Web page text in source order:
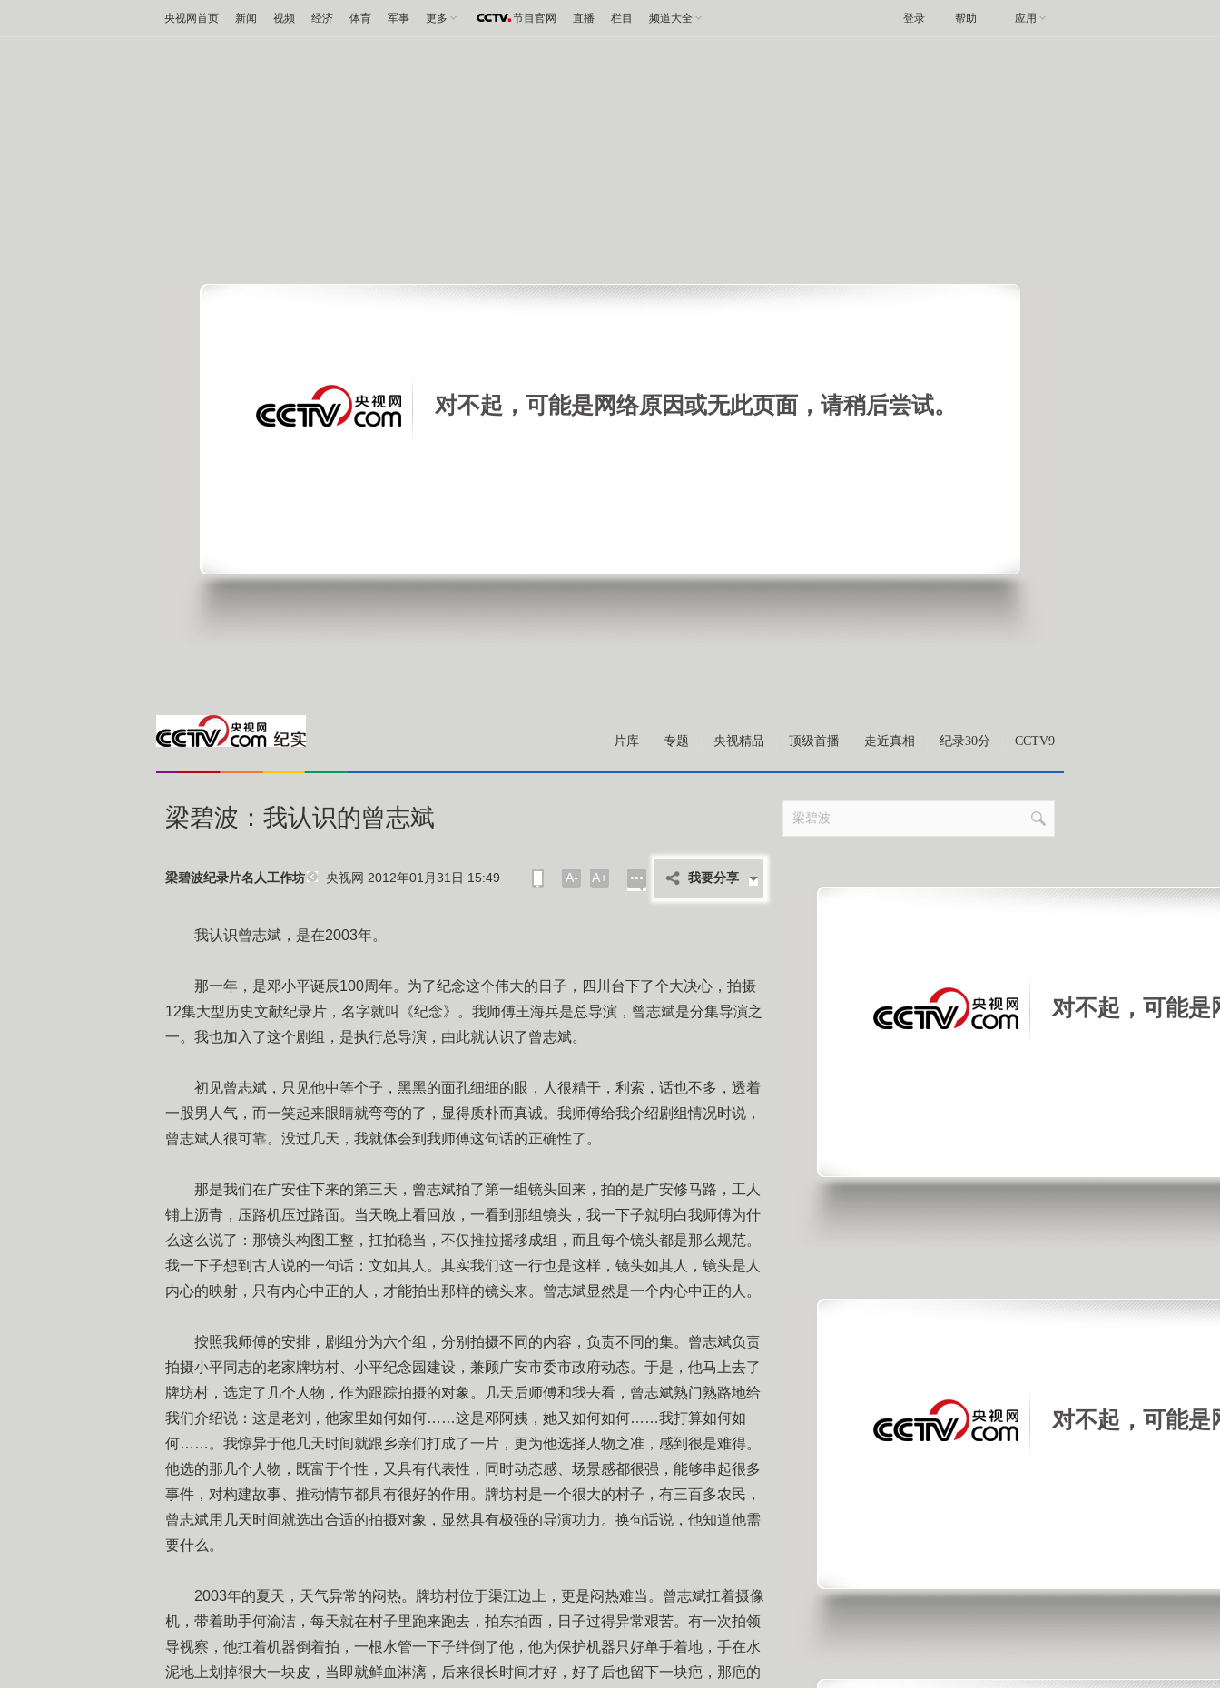
对不起，可能是网络原因或无此页面，请稍后尝试。
央视网首页 新闻 视频 经济 体育 军事 更多 节目官网 直播 栏目 频道大全 帮助 应用
登录
片库 专题 央视精品 顶级首播 走近真相 纪录30分 CCTV9
梁碧波：我认识的曾志斌
梁碧波纪录片名人工作坊 央视网 2012年01月31日 15:49 A- A+ 我要分享
我认识曾志斌，是在2003年。
那一年，是邓小平诞辰100周年。为了纪念这个伟大的日子，四川台下了个大决心，拍摄
12集大型历史文献纪录片，名字就叫《纪念》。我师傅王海兵是总导演，曾志斌是分集导演之
一。我也加入了这个剧组，是执行总导演，由此就认识了曾志斌。
初见曾志斌，只见他中等个子，黑黑的面孔细细的眼，人很精干，利索，话也不多，透着
一股男人气，而一笑起来眼睛就弯弯的了，显得质朴而真诚。我师傅给我介绍剧组情况时说，
曾志斌人很可靠。没过几天，我就体会到我师傅这句话的正确性了。
那是我们在广安住下来的第三天，曾志斌拍了第一组镜头回来，拍的是广安修马路，工人
铺上沥青，压路机压过路面。当天晚上看回放，一看到那组镜头，我一下子就明白我师傅为什
么这么说了：那镜头构图工整，扛拍稳当，不仅推拉摇移成组，而且每个镜头都是那么规范。
我一下子想到古人说的一句话：文如其人。其实我们这一行也是这样，镜头如其人，镜头是人
内心的映射，只有内心中正的人，才能拍出那样的镜头来。曾志斌显然是一个内心中正的人。
按照我师傅的安排，剧组分为六个组，分别拍摄不同的内容，负责不同的集。曾志斌负责
拍摄小平同志的老家牌坊村、小平纪念园建设，兼顾广安市委市政府动态。于是，他马上去了
牌坊村，选定了几个人物，作为跟踪拍摄的对象。几天后师傅和我去看，曾志斌熟门熟路地给
我们介绍说：这是老刘，他家里如何如何……这是邓阿姨，她又如何如何……我打算如何如
何……。我惊异于他几天时间就跟乡亲们打成了一片，更为他选择人物之准，感到很是难得。
他选的那几个人物，既富于个性，又具有代表性，同时动态感、场景感都很强，能够串起很多
事件，对构建故事、推动情节都具有很好的作用。牌坊村是一个很大的村子，有三百多农民，
曾志斌用几天时间就选出合适的拍摄对象，显然具有极强的导演功力。换句话说，他知道他需
要什么。
2003年的夏天，天气异常的闷热。牌坊村位于渠江边上，更是闷热难当。曾志斌扛着摄像
机，带着助手何渝洁，每天就在村子里跑来跑去，拍东拍西，日子过得异常艰苦。有一次拍领
导视察，他扛着机器倒着拍，一根水管一下子绊倒了他，他为保护机器只好单手着地，手在水
泥地上划掉很大一块皮，当即就鲜血淋漓，后来很长时间才好，好了后也留下一块疤，那疤的
对不起，可能是
对不起，可能是